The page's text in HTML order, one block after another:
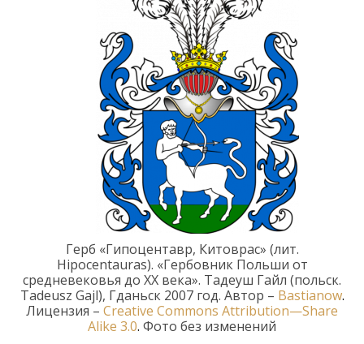
Герб «Гипоцентавр, Китоврас» (лит.
Hipocentauras). «Гербовник Польши от
средневековья до XX века». Тадеуш Гайл (польск.
Tadeusz Gajl), Гданьск 2007 год. Автор – Bastianow.
Лицензия – Creative Commons Attribution—Share
Alike 3.0. Фото без изменений